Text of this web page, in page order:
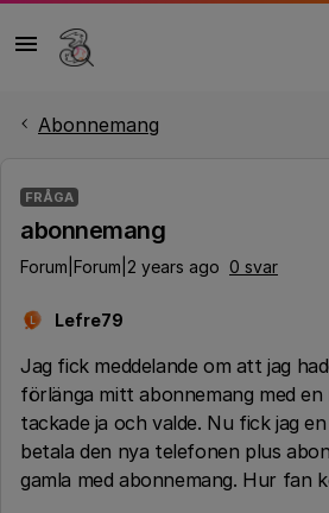
Abonnemang
FRÅGA
abonnemang
Forum|Forum|2 years ago 0 svar
Lefre79
Jag fick meddelande om att jag
förlänga mitt abonnemang med
tackade ja och valde. Nu fick jag
betala den nya telefonen plus
gamla med abonnemang. Hur fan